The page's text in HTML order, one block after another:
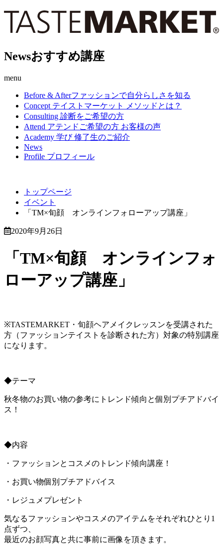
Newsおすすめ講座
menu
Before & Afterファッションで自分らしさを知る
Concept テイストマーケット メソッドとは？
Consulting 診断をご希望の方
Attend アテンドご希望の方 お客様の声
Academy 学び 修了生のご紹介
News
Profile プロフィール
トップページ
イベント
「TM×旬顔 オンラインフォローアップ講座」
2020年9月26日
「TM×旬顔 オンラインフォ
ローアップ講座」
※TASTEMARKET・旬顔ヘアメイクレッスンを受講された
方（ファッションテイストを診断された方）対象の特別講座
になります。
◆テーマ
秋冬物のお買い物の参考にトレンド傾向と個別プチアドバイ
ス！
◆内容
・ファッションとコスメのトレンド傾向講座！
・お買い物個別プチアドバイス
・レジュメプレゼント
気なるファッションやコスメのアイテムをそれぞれひとり1
点ずつ、
最近のお顔写真と共に事前に画像を頂きます。